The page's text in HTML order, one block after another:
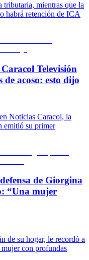
tributaria, mientras que la
habrá retención de ICA
Televisión
de acoso: esto dijo
Noticias Caracol, la
emitió su primer
de Giorgina
“Una mujer
de su hogar, le recordó a
con profundas